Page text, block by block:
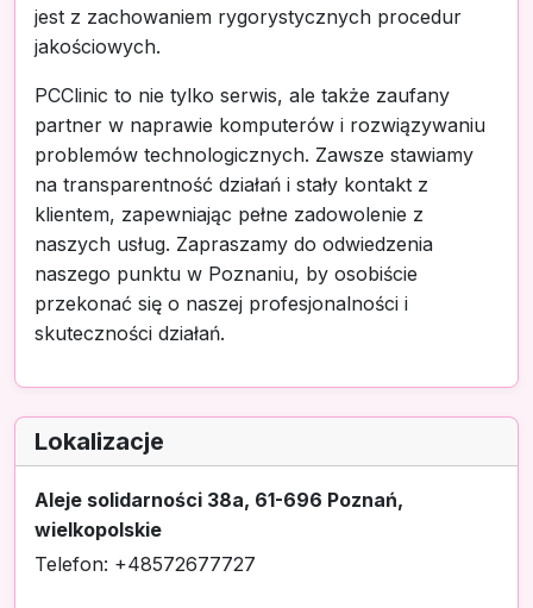
jest z zachowaniem rygorystycznych procedur
jakościowych.
PCClinic to nie tylko serwis, ale także zaufany
partner w naprawie komputerów i rozwiązywaniu
problemów technologicznych. Zawsze stawiamy
na transparentność działań i stały kontakt z
klientem, zapewniając pełne zadowolenie z
naszych usług. Zapraszamy do odwiedzenia
naszego punktu w Poznaniu, by osobiście
przekonać się o naszej profesjonalności i
skuteczności działań.
Lokalizacje
Aleje solidarności 38a, 61-696 Poznań,
wielkopolskie
Telefon: +48572677727